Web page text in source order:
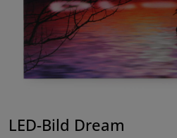
LED-Bild Dream